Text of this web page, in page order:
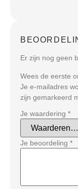
Er zijn nog geen
Wees de eerste
Je e-mailadres
zijn gemarkeerd
Je waardering *
Je beoordeling *